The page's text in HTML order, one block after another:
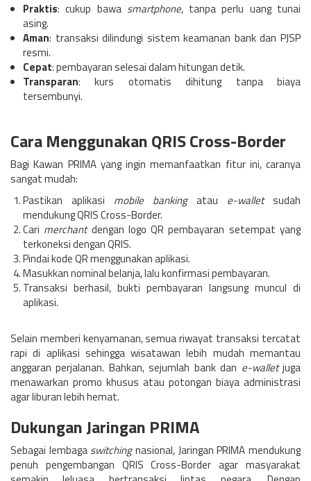
Praktis: cukup bawa smartphone, tanpa perlu uang tunai
asing.
Aman: transaksi dilindungi sistem keamanan bank dan PJSP
resmi.
Cepat: pembayaran selesai dalam hitungan detik.
Transparan: kurs otomatis dihitung tanpa biaya
tersembunyi.
Cara Menggunakan QRIS Cross-Border
Bagi Kawan PRIMA yang ingin memanfaatkan fitur ini, caranya
sangat mudah:
Pastikan aplikasi mobile bankingatau e-walletsudah
mendukung QRIS Cross-Border.
Cari merchantdengan logo QR pembayaran setempat yang
terkoneksi dengan QRIS.
Pindai kode QR menggunakan aplikasi.
Masukkan nominal belanja, lalu konfirmasi pembayaran.
Transaksi berhasil, bukti pembayaran langsung muncul di
aplikasi.
Selain memberi kenyamanan, semua riwayat transaksi tercatat
rapi di aplikasi sehingga wisatawan lebih mudah memantau
anggaran perjalanan. Bahkan, sejumlah bank dan e-walletjuga
menawarkan promo khusus atau potongan biaya administrasi
agar liburan lebih hemat.
Dukungan Jaringan PRIMA
Sebagai lembagaswitchingnasional, Jaringan PRIMA mendukung
penuh pengembangan QRIS Cross-Border agar masyarakat